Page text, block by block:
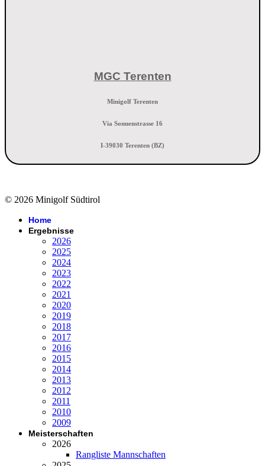
MGC Terenten
Minigolf Terenten
Via Sonnenstrasse 16
I-39030 Terenten (BZ)
© 2026 Minigolf Südtirol
Home
Ergebnisse
2026
2025
2024
2023
2022
2021
2020
2019
2018
2017
2016
2015
2014
2013
2012
2011
2010
2009
Meisterschaften
2026
Rangliste Mannschaften